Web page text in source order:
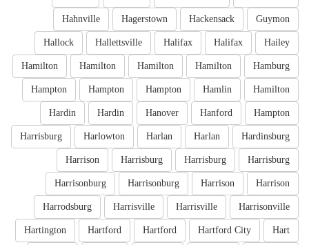
Guymon
Hackensack
Hagerstown
Hahnville
Hailey
Halifax
Halifax
Hallettsville
Hallock
Hamburg
Hamilton
Hamilton
Hamilton
Hamilton
Hamilton
Hamlin
Hampton
Hampton
Hampton
Hampton
Hanford
Hanover
Hardin
Hardin
Hardinsburg
Harlan
Harlan
Harlowton
Harrisburg
Harrisburg
Harrisburg
Harrisburg
Harrison
Harrison
Harrison
Harrisonburg
Harrisonburg
Harrisonville
Harrisville
Harrisville
Harrodsburg
Hart
Hartford City
Hartford
Hartford
Hartington